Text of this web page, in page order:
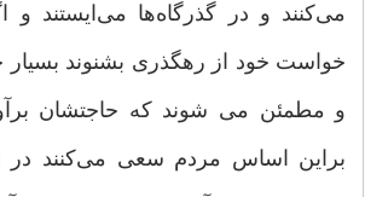
می‌کنند و در گذرگاه‌ها می‌ایستند
خواست خود از رهگذری بشنوند
و مطمئن می شوند که حاجتشان
براین اساس مردم سعی می‌کنند در